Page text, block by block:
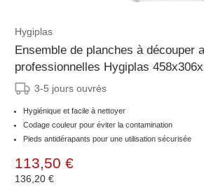
Hygiplas
Ensemble de planches à découper
professionnelles Hygiplas
7)
3-5 jours ouvrés
Hygiénique et facile à nettoyer
Codage couleur pour éviter la contamination
Pieds antidérapants pour une utilisation sécurisée
113,50 €
136,20 €